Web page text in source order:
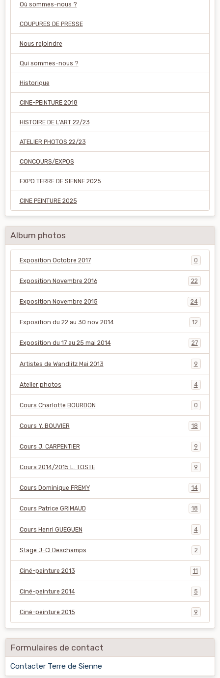
Où sommes-nous ?
COUPURES DE PRESSE
Nous rejoindre
Qui sommes-nous ?
Historique
CINE-PEINTURE 2018
HISTOIRE DE L'ART 22/23
ATELIER PHOTOS 22/23
CONCOURS/EXPOS
EXPO TERRE DE SIENNE 2025
CINE PEINTURE 2025
Album photos
Exposition Octobre 2017 0
Exposition Novembre 2016 22
Exposition Novembre 2015 24
Exposition du 22 au 30 nov 2014 12
Exposition du 17 au 25 mai 2014 27
Artistes de Wandlitz Mai 2013 9
Atelier photos 4
Cours Charlotte BOURDON 0
Cours Y. BOUVIER 18
Cours J. CARPENTIER 9
Cours 2014/2015 L. TOSTE 9
Cours Dominique FREMY 14
Cours Patrice GRIMAUD 18
Cours Henri GUEGUEN 4
Stage J-Cl Deschamps 2
Ciné-peinture 2013 11
Ciné-peinture 2014 5
Ciné-peinture 2015 9
Formulaires de contact
Contacter Terre de Sienne